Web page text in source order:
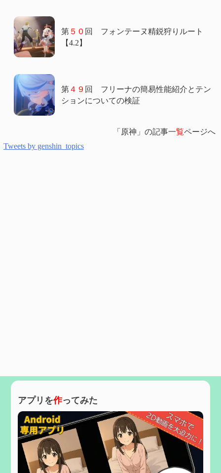
第５０ 回 フォンテーヌ精鋭狩りルート
【4.2】
第４９ 回 フリーナの簡易性能紹介とテン
ションについての検証
「原神」の記事一覧ページへ
Tweets by genshin_topics
アプリを作ってみた